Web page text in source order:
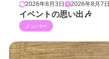
2026年8月3日 2026年8月7日
イベントの思い出🎶
メンバー